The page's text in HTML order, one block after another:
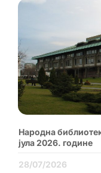
Народна
јула 2026. године
28/07/2026